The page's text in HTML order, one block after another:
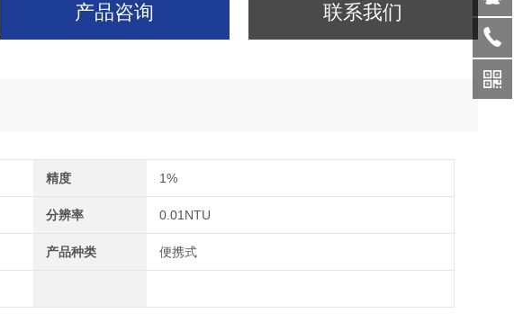
产品咨询 联系我们
精度 1%
分辨率 0.01NTU
产品种类 便携式